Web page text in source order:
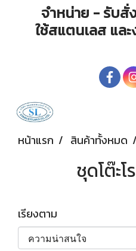
จำหน่าย - รับสั่
ใช้สแตนเลส แล
หน้าแรก สินค้าทั้งหมด
ชุดโต๊ะโ
เรียงตาม